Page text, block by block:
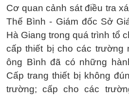
Cơ quan cảnh sát điều tra
Thế Bình - Giám đốc Sở
Hà Giang trong quá trình tổ
cấp thiết bị cho các trường
ông Bình đã có những
Cấp trang thiết bị không
trường; cấp cho các